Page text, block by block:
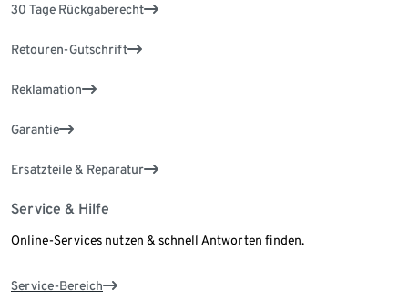
30 Tage Rückgaberecht
Retouren-Gutschrift
Reklamation
Garantie
Ersatzteile & Reparatur
Service & Hilfe
Online-Services nutzen & schnell Antworten finden.
Service-Bereich